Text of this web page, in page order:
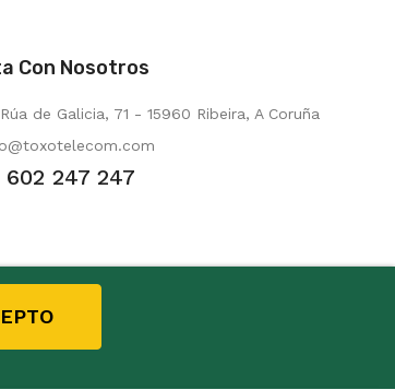
Con Nosotros
Rúa de Galicia, 71 - 15960 Ribeira, A Coruña
602 247 247